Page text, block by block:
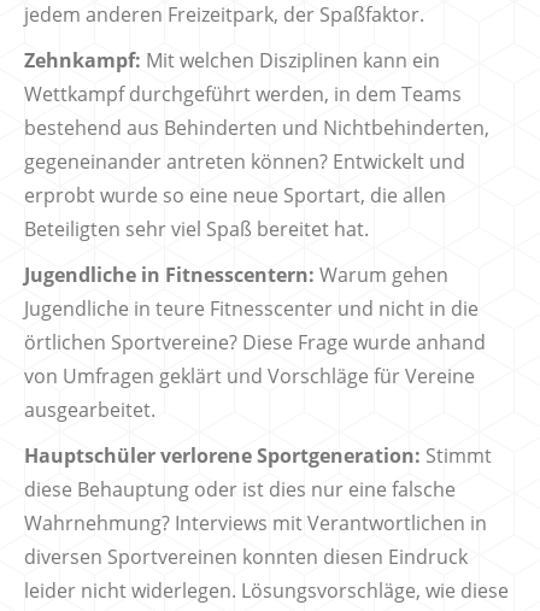
jedem anderen Freizeitpark, der Spaßfaktor.
Zehnkampf: Mit welchen Disziplinen kann ein
Wettkampf durchgeführt werden, in dem Teams
bestehend aus Behinderten und Nichtbehinderten,
gegeneinander antreten können? Entwickelt und
erprobt wurde so eine neue Sportart, die allen
Beteiligten sehr viel Spaß bereitet hat.
Jugendliche in Fitnesscentern: Warum gehen
Jugendliche in teure Fitnesscenter und nicht in die
örtlichen Sportvereine? Diese Frage wurde anhand
von Umfragen geklärt und Vorschläge für Vereine
ausgearbeitet.
Hauptschüler verlorene Sportgeneration: Stimmt
diese Behauptung oder ist dies nur eine falsche
Wahrnehmung? Interviews mit Verantwortlichen in
diversen Sportvereinen konnten diesen Eindruck
leider nicht widerlegen. Lösungsvorschläge, wie diese